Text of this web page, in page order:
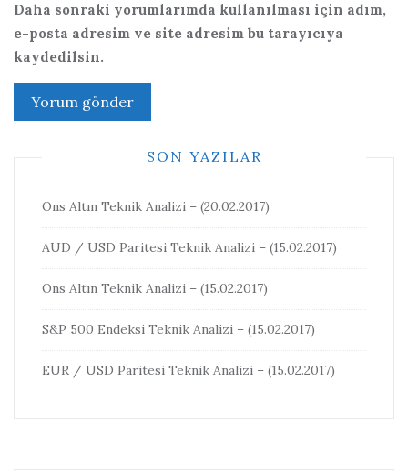
Daha sonraki yorumlarımda kullanılması için adım,
e-posta adresim ve site adresim bu tarayıcıya
kaydedilsin.
SON YAZILAR
Ons Altın Teknik Analizi – (20.02.2017)
AUD / USD Paritesi Teknik Analizi – (15.02.2017)
Ons Altın Teknik Analizi – (15.02.2017)
S&P 500 Endeksi Teknik Analizi – (15.02.2017)
EUR / USD Paritesi Teknik Analizi – (15.02.2017)